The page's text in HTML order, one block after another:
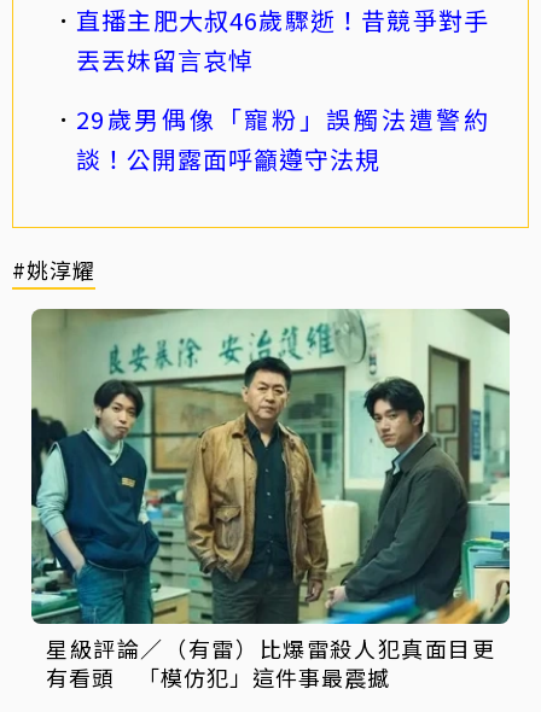
直播主肥大叔46歲驟逝！昔競爭對手
丟丟妹留言哀悼
29歲男偶像「寵粉」誤觸法遭警約
談！公開露面呼籲遵守法規
#姚淳耀
星級評論／（有雷）比爆雷殺人犯真面目更
有看頭 「模仿犯」這件事最震撼